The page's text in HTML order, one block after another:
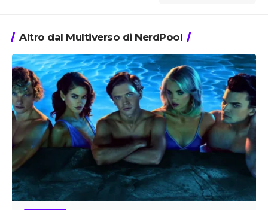
Altro dal Multiverso di NerdPool